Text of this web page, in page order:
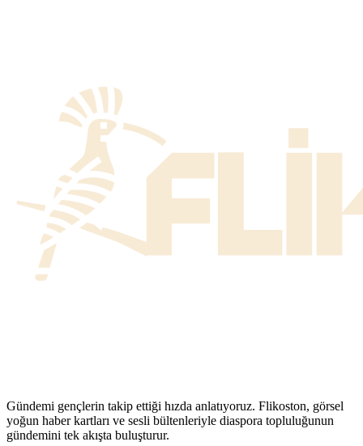
Gündemi gençlerin takip ettiği hızda anlatıyoruz. Flikoston, görsel
yoğun haber kartları ve sesli bültenleriyle diaspora topluluğunun
gündemini tek akışta buluşturur.